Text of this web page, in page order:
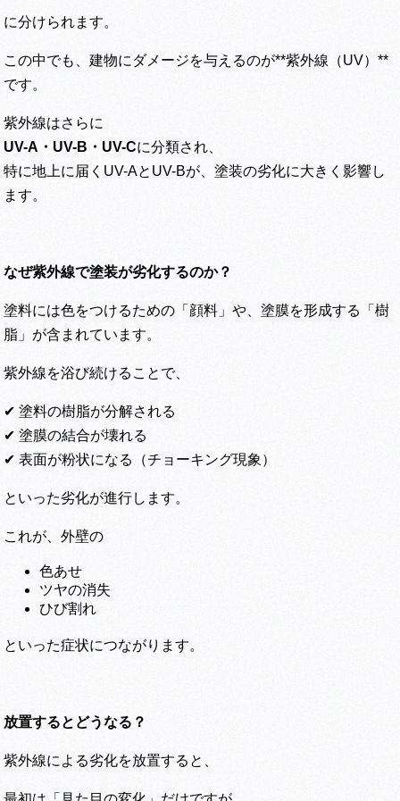
に分けられます。
この中でも、建物にダメージを与えるのが**紫外線（UV）**
です。
紫外線はさらに
UV-A ・UV-B・UV-Cに分類され、
特に地上に届くUV-AとUV-Bが、塗装の劣化に大きく影響し
ます。
なぜ紫外線で塗装が劣化するのか？
塗料には色をつけるための「顔料」や、塗膜を形成する「樹
脂」が含まれています。
紫外線を浴び続けることで、
✔ 塗料の樹脂が分解される
✔ 塗膜の結合が壊れる
✔ 表面が粉状になる（チョーキング現象）
といった劣化が進行します。
これが、外壁の
色あせ
ツヤの消失
ひび割れ
といった症状につながります。
放置するとどうなる？
紫外線による劣化を放置すると、